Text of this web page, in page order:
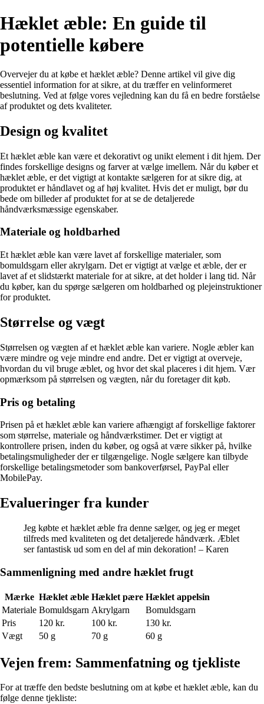
Hæklet æble: En guide til
potentielle købere
Overvejer du at købe et hæklet æble? Denne artikel vil give dig
essentiel information for at sikre, at du træffer en velinformeret
beslutning. Ved at følge vores vejledning kan du få en bedre forståelse
af produktet og dets kvaliteter.
Design og kvalitet
Et hæklet æble kan være et dekorativt og unikt element i dit hjem. Der
findes forskellige designs og farver at vælge imellem. Når du køber et
hæklet æble, er det vigtigt at kontakte sælgeren for at sikre dig, at
produktet er håndlavet og af høj kvalitet. Hvis det er muligt, bør du
bede om billeder af produktet for at se de detaljerede
håndværksmæssige egenskaber.
Materiale og holdbarhed
Et hæklet æble kan være lavet af forskellige materialer, som
bomuldsgarn eller akrylgarn. Det er vigtigt at vælge et æble, der er
lavet af et slidstærkt materiale for at sikre, at det holder i lang tid. Når
du køber, kan du spørge sælgeren om holdbarhed og plejeinstruktioner
for produktet.
Størrelse og vægt
Størrelsen og vægten af et hæklet æble kan variere. Nogle æbler kan
være mindre og veje mindre end andre. Det er vigtigt at overveje,
hvordan du vil bruge æblet, og hvor det skal placeres i dit hjem. Vær
opmærksom på størrelsen og vægten, når du foretager dit køb.
Pris og betaling
Prisen på et hæklet æble kan variere afhængigt af forskellige faktorer
som størrelse, materiale og håndværkstimer. Det er vigtigt at
kontrollere prisen, inden du køber, og også at være sikker på, hvilke
betalingsmuligheder der er tilgængelige. Nogle sælgere kan tilbyde
forskellige betalingsmetoder som bankoverførsel, PayPal eller
MobilePay.
Evalueringer fra kunder
Jeg købte et hæklet æble fra denne sælger, og jeg er meget
tilfreds med kvaliteten og det detaljerede håndværk. Æblet
ser fantastisk ud som en del af min dekoration! – Karen
Sammenligning med andre hæklet frugt
Mærke Hæklet æble Hæklet pære Hæklet appelsin
Materiale Bomuldsgarn Akrylgarn
Bomuldsgarn
Pris
120 kr. 100 kr.
130 kr.
Vægt
50 g 70 g 60 g
Vejen frem: Sammenfatning og tjekliste
For at træffe den bedste beslutning om at købe et hæklet æble, kan du
følge denne tjekliste: